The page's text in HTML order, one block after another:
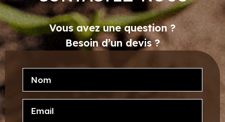
Vous avez une question ?
Besoin d’un devis ?
titre
mail